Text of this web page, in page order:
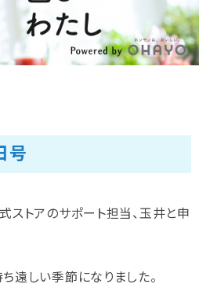
号
ストアのサポート担当、玉井と申
遠しい季節になりました。